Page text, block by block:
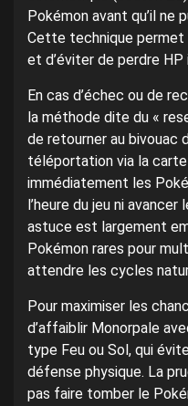
Pokémon avant qu’il ne
Cette technique permet
et d’éviter de perdre
En cas d’échec ou de
la méthode dite du «
de retourner au bivouac
téléportation via la
immédiatement les
l’heure du jeu ni
astuce est largement
Pokémon rares pour
attendre les cycles
Pour maximiser les
d’affaiblir Monorpale
type Feu ou Sol, qui
défense physique. La
pas faire tomber le